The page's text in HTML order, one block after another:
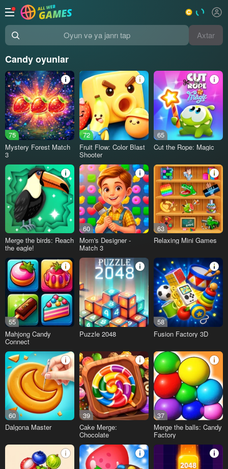
Oyun və ya janrı tap Axtar
Candy oyunlar
75
Mystery Forest Match
3
72
Fruit Flow: Color Blast
Shooter
65
Cut the Rope: Magic
Merge the birds: Reach
the eagle!
60
Mom's Designer -
Match 3
63
Relaxing Mini Games
55
Mahjong Candy
Connect
Puzzle 2048
58
Fusion Factory 3D
60
Dalgona Master
39
Cake Merge:
Chocolate
37
Merge the balls: Candy
Factory